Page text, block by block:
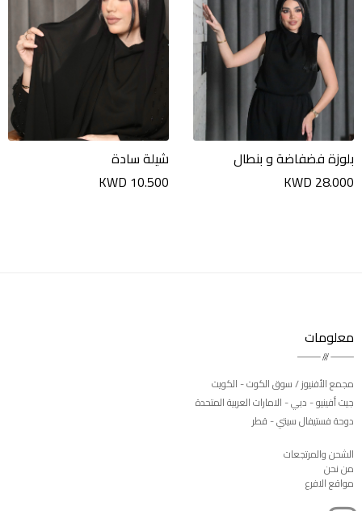
بلوزة فضفاضة و بنطال
KWD 28.000
شيلة سادة
KWD 10.500
معلومات
مجمع الأفنيوز / سوق الكوت - الكويت
جيت أفينيو - دبي - الامارات العربية المتحدة
دوحة فستيفال سيتي - قطر
الشحن والمرتجعات
من نحن
مواقع الافرع